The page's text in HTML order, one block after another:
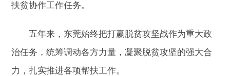
扶贫协作工作任务。
五年来，东莞始终把打赢脱贫攻坚战作为重大政
治任务，统筹调动各方力量，凝聚脱贫攻坚的强大合
力，扎实推进各项帮扶工作。